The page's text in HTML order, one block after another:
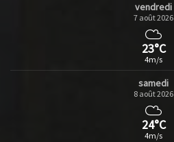
vendredi
7 août 2026
23°C
4m/s
samedi
8 août 2026
24°C
4m/s